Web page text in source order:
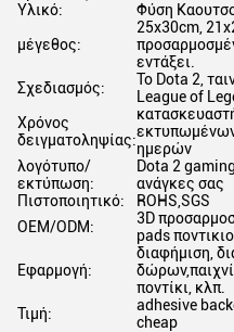
Υλικό:
Φύση
μέγεθος:
25x30cm,
εντάξει.
Σχεδιασμός:
Το Dota 2,
League of
Χρόνος
δειγματοληψίας:ημερών
λογότυπο/
εκτύπωση:
Dota 2
ανάγκες σας
Πιστοποιητικό:
ROHS,SGS
OEM/ODM:
3D
pads
Εφαρμογή:
διαφήμιση,
ποντίκι, κλπ.
Τιμή:
adhesive
cheap